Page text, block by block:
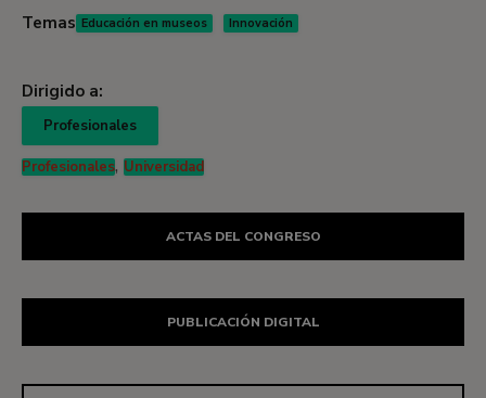
Temas Educación en museos Innovación
Dirigido a:
Profesionales
Profesionales, Universidad
ACTAS DEL CONGRESO
PUBLICACIÓN DIGITAL